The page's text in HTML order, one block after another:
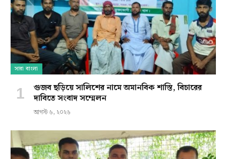
সারা বাংলা
গুজব ছড়িয়ে সালিশের নামে অমানবিক শাস্তি, বিচারের
দাবিতে সংবাদ সম্মেলন
আগস্ট ৬, ২০২৬